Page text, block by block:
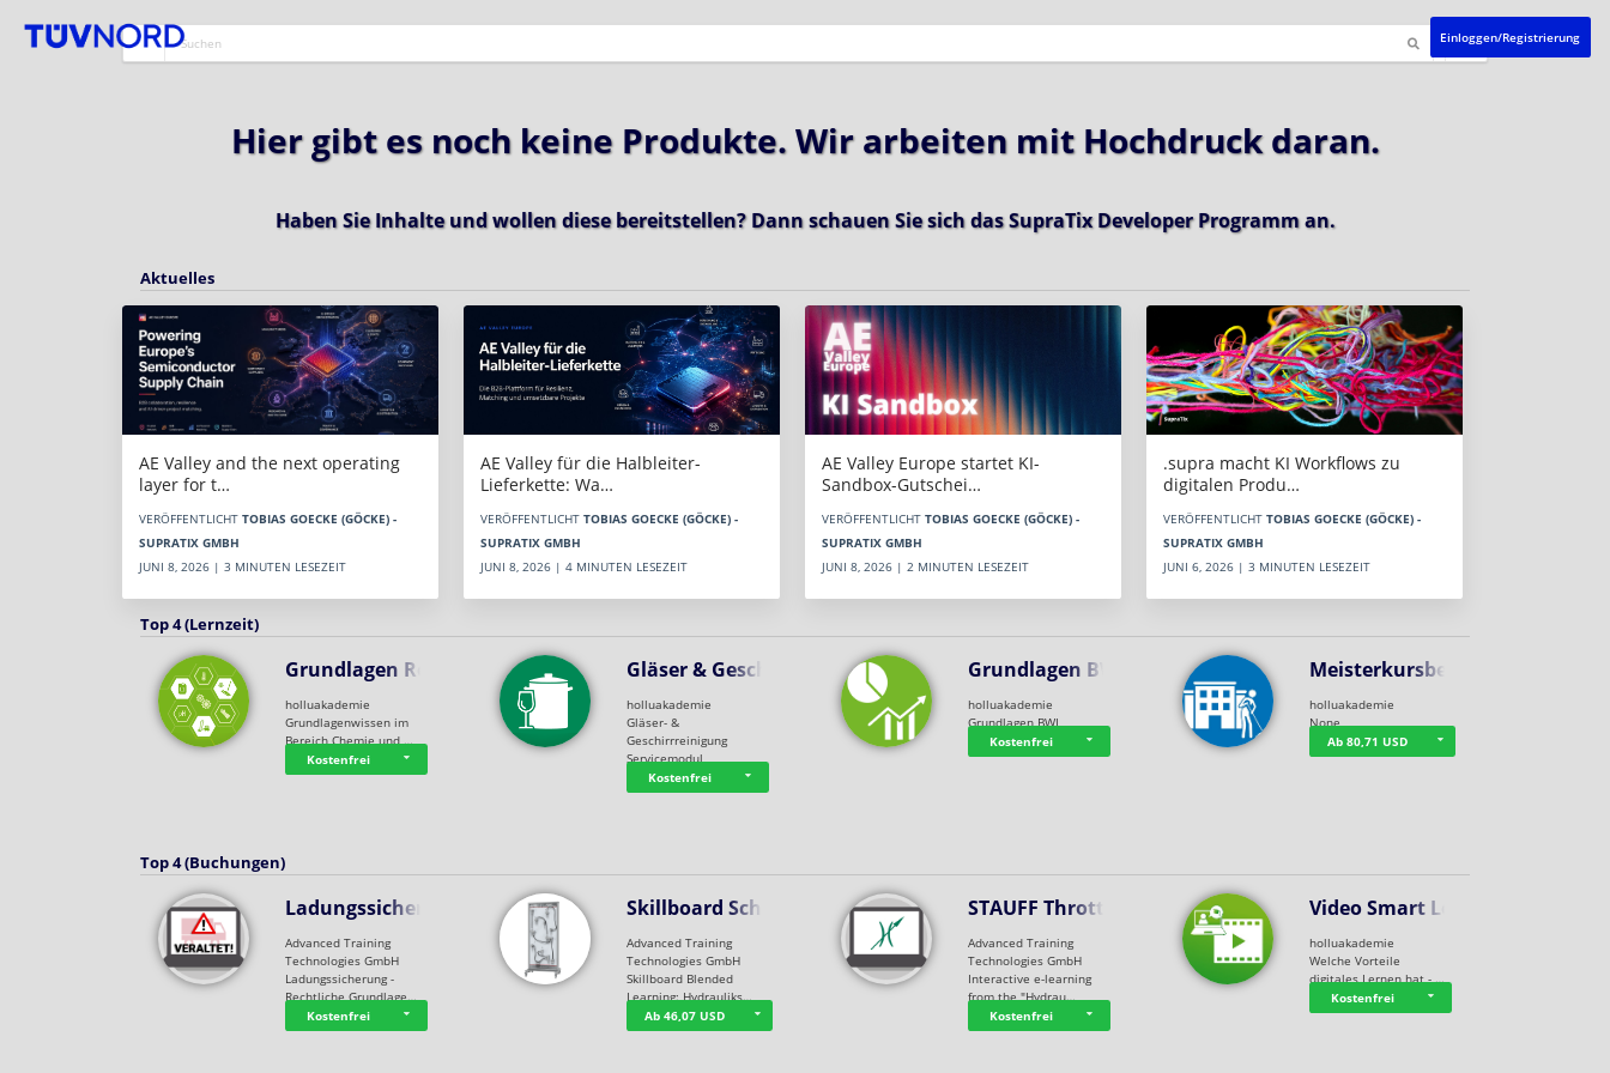
Einloggen/Registrierung
Hier gibt es noch keine Produkte. Wir arbeiten mit Hochdruck daran.
Haben Sie Inhalte und wollen diese bereitstellen? Dann schauen Sie sich dasSupraTix Developer Programman.
Aktuelles
AE Valley and the next operating
layer for t…
VERÖFFENTLICHT TOBIAS GOECKE (GÖCKE) -
SUPRATIX GMBH
JUNI 8, 2026 | 3 MINUTEN LESEZEIT
AE Valley für die Halbleiter-
Lieferkette: Wa…
VERÖFFENTLICHT TOBIAS GOECKE (GÖCKE) -
SUPRATIX GMBH
JUNI 8, 2026 | 4 MINUTEN LESEZEIT
AE Valley Europe startet KI-
Sandbox-Gutschei…
VERÖFFENTLICHT TOBIAS GOECKE (GÖCKE) -
SUPRATIX GMBH
JUNI 8, 2026 | 2 MINUTEN LESEZEIT
.supra macht KI Workflows zu
digitalen Produ…
VERÖFFENTLICHT TOBIAS GOECKE (GÖCKE) -
SUPRATIX GMBH
JUNI 6, 2026 | 3 MINUTEN LESEZEIT
Top 4 (Lernzeit)
Grundlagen Rein…
holluakademie
Grundlagenwissen im
Bereich Chemie und …
Kostenfrei
Gläser & Geschi…
holluakademie
Gläser- &
Geschirrreinigung
Servicemodul
Kostenfrei
Grundlagen BWL
holluakademie
Grundlagen BWL
Kostenfrei
Meisterkursbegl…
holluakademie
None
Ab 80,71 USD
Top 4 (Buchungen)
Ladungssicherung
Advanced Training
Technologies GmbH
Ladungssicherung -
Rechtliche Grundlage…
Kostenfrei
Skillboard Schl…
Advanced Training
Technologies GmbH
Skillboard Blended
Learning: Hydrauliks…
Ab 46,07 USD
STAUFF Throttle…
Advanced Training
Technologies GmbH
Interactive e-learning
from the "Hydrau…
Kostenfrei
Video Smart Lea…
holluakademie
Welche Vorteile
digitales Lernen hat - …
Kostenfrei